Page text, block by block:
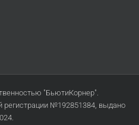
"БьютиКорнер".
регистрации №192851384, выдано